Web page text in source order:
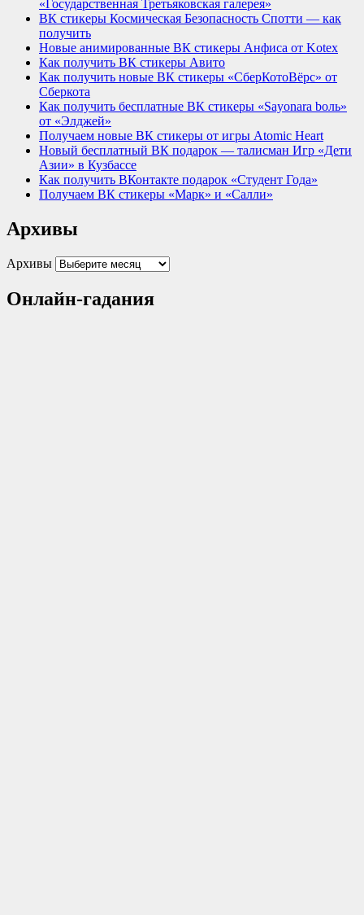
«Государственная Третьяковская галерея»
ВК стикеры Космическая Безопасность Спотти — как
получить
Новые анимированные ВК стикеры Анфиса от Kotex
Как получить ВК стикеры Авито
Как получить новые ВК стикеры «СберКотоВёрс» от
Сберкота
Как получить бесплатные ВК стикеры «Sayonara bоль»
от «Элджей»
Получаем новые ВК стикеры от игры Atomic Heart
Новый бесплатный ВК подарок — талисман Игр «Дети
Азии» в Кузбассе
Как получить ВКонтакте подарок «Студент Года»
Получаем ВК стикеры «Марк» и «Салли»
Архивы
Архивы
Онлайн-гадания